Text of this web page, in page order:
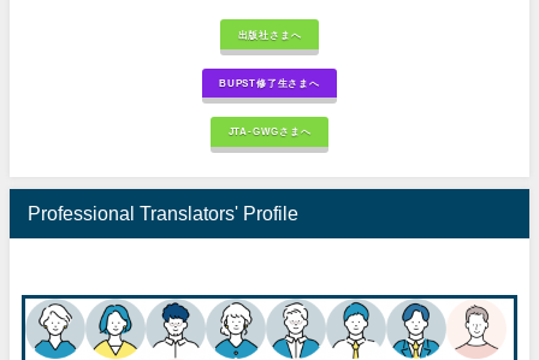
出版社さまへ
BUPST修了生さまへ
JTA-GWGさまへ
Professional Translators' Profile